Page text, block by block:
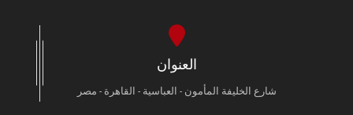
العنوان
شارع الخليفة المأمون - العباسية - القاهرة - مصر